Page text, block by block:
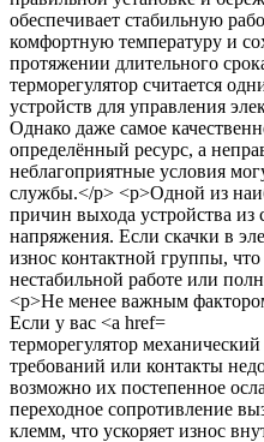
терморегулятор
требований или контакты
возможно их постепенное
переходное сопротивление
клемм, что ускоряет износ